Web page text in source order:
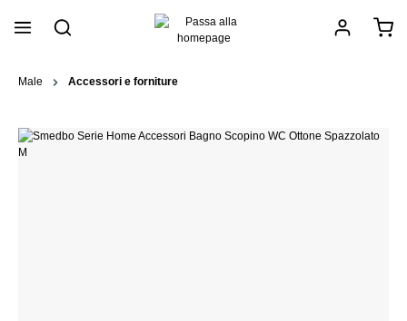
principale
Male Accessori e forniture